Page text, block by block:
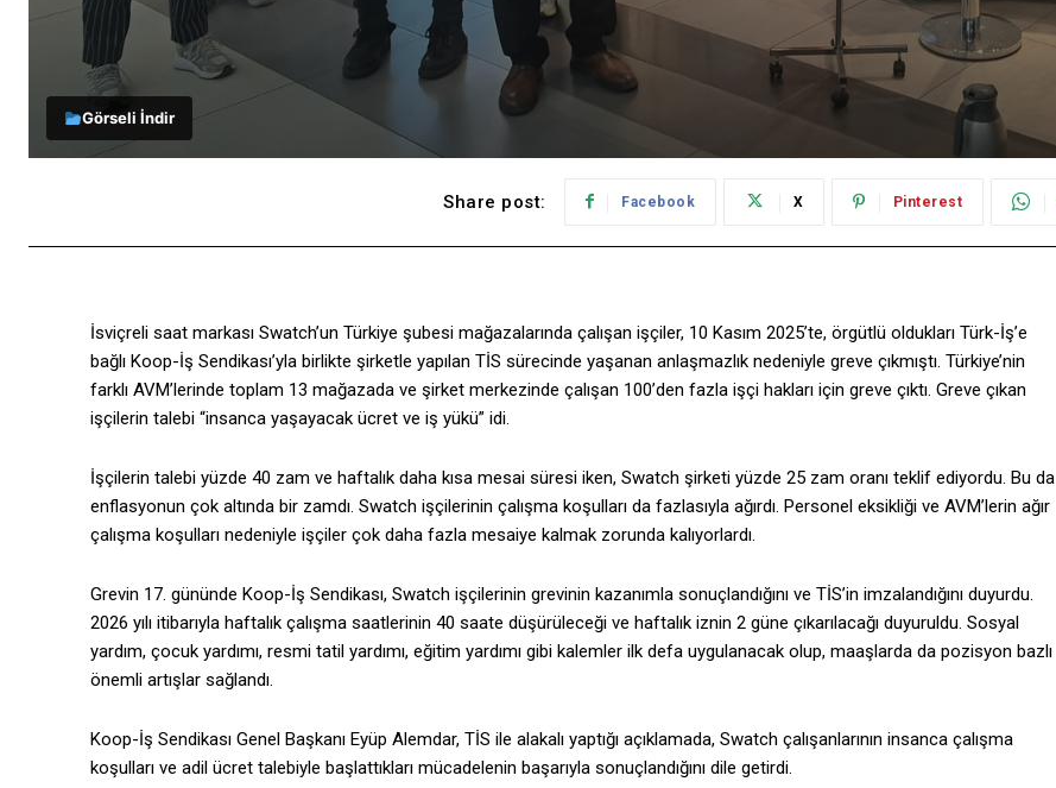
Görseli İndir
Share post: Facebook X Pinterest
İsviçreli saat markası Swatch’un Türkiye şubesi mağazalarında çalışan işçiler, 10 Kasım 2025’te, örgütlü oldukları Türk-İş’e
bağlı Koop-İş Sendikası’yla birlikte şirketle yapılan TİS sürecinde yaşanan anlaşmazlık nedeniyle greve çıkmıştı. Türkiye’nin
farklı AVM’lerinde toplam 13 mağazada ve şirket merkezinde çalışan 100’den fazla işçi hakları için greve çıktı. Greve çıkan
işçilerin talebi “insanca yaşayacak ücret ve iş yükü” idi.
İşçilerin talebi yüzde 40 zam ve haftalık daha kısa mesai süresi iken, Swatch şirketi yüzde 25 zam oranı teklif ediyordu. Bu da
enflasyonun çok altında bir zamdı. Swatch işçilerinin çalışma koşulları da fazlasıyla ağırdı. Personel eksikliği ve AVM’lerin ağır
çalışma koşulları nedeniyle işçiler çok daha fazla mesaiye kalmak zorunda kalıyorlardı.
Grevin 17. gününde Koop-İş Sendikası, Swatch işçilerinin grevinin kazanımla sonuçlandığını ve TİS’in imzalandığını duyurdu.
2026 yılı itibarıyla haftalık çalışma saatlerinin 40 saate düşürüleceği ve haftalık iznin 2 güne çıkarılacağı duyuruldu. Sosyal
yardım, çocuk yardımı, resmi tatil yardımı, eğitim yardımı gibi kalemler ilk defa uygulanacak olup, maaşlarda da pozisyon bazlı
önemli artışlar sağlandı.
Koop-İş Sendikası Genel Başkanı Eyüp Alemdar, TİS ile alakalı yaptığı açıklamada, Swatch çalışanlarının insanca çalışma
koşulları ve adil ücret talebiyle başlattıkları mücadelenin başarıyla sonuçlandığını dile getirdi.